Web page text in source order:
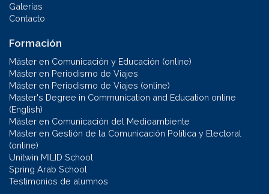
Galerías
Contacto
Formación
Máster en Comunicación y Educación (online)
Máster en Periodismo de Viajes
Máster en Periodismo de Viajes (online)
Master's Degree in Communication and Education online
(English)
Máster en Comunicación del Medioambiente
Máster en Gestión de la Comunicación Política y Electoral
(online)
Unitwin MILID School
Spring Arab School
Testimonios de alumnos